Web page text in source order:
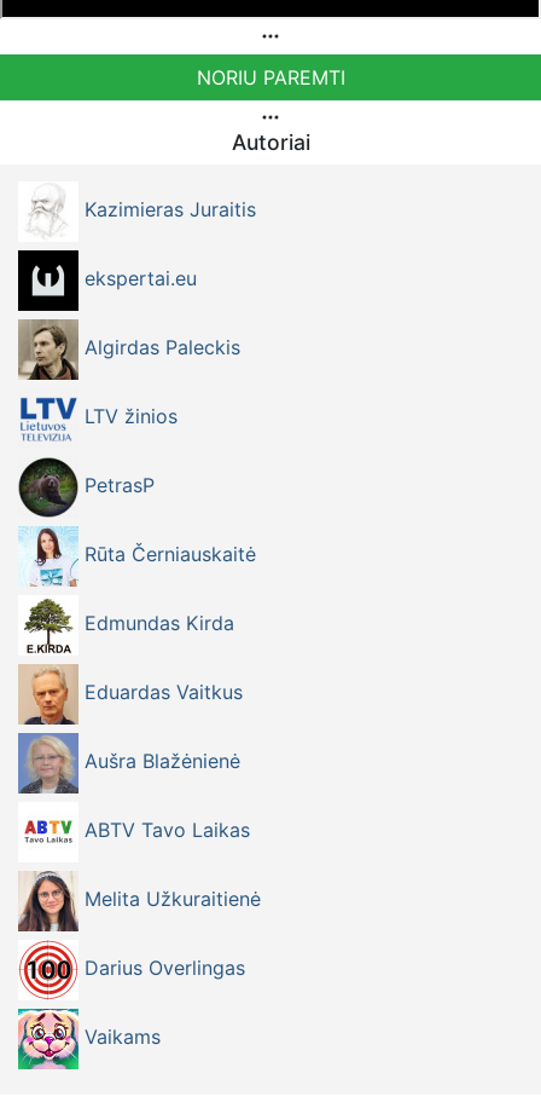
NORIU PAREMTI
Autoriai
Kazimieras Juraitis
ekspertai.eu
Algirdas Paleckis
LTV žinios
PetrasP
Rūta Černiauskaitė
Edmundas Kirda
Eduardas Vaitkus
Aušra Blažėnienė
ABTV Tavo Laikas
Melita Užkuraitienė
Darius Overlingas
Vaikams